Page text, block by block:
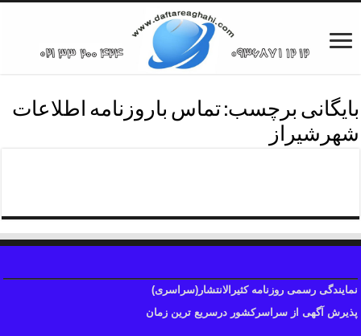
بایگانی برچسب:تماس باروزنامه اطلاعات
شهرشیراز
نمایندگی رسمی روزنامه کثیرالانتشار(سراسری)
پذیرش آگهی از سراسرکشور درسریع ترین زمان